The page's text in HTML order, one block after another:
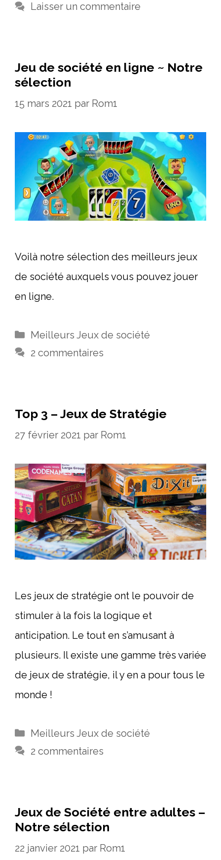
Laisser un commentaire
Jeu de société en ligne ~ Notre
sélection
15 mars 2021 par Rom1
Voilà notre sélection des meilleurs jeux
de société auxquels vous pouvez jouer
en ligne.
Catégories
Meilleurs Jeux de société
2 commentaires
Top 3 – Jeux de Stratégie
27 février 2021 par Rom1
Les jeux de stratégie ont le pouvoir de
stimuler à la fois la logique et
anticipation. Le tout en s’amusant à
plusieurs. Il existe une gamme très variée
de jeux de stratégie, il y en a pour tous le
monde !
Catégories
Meilleurs Jeux de société
2 commentaires
Jeux de Société entre adultes –
Notre sélection
22 janvier 2021 par Rom1